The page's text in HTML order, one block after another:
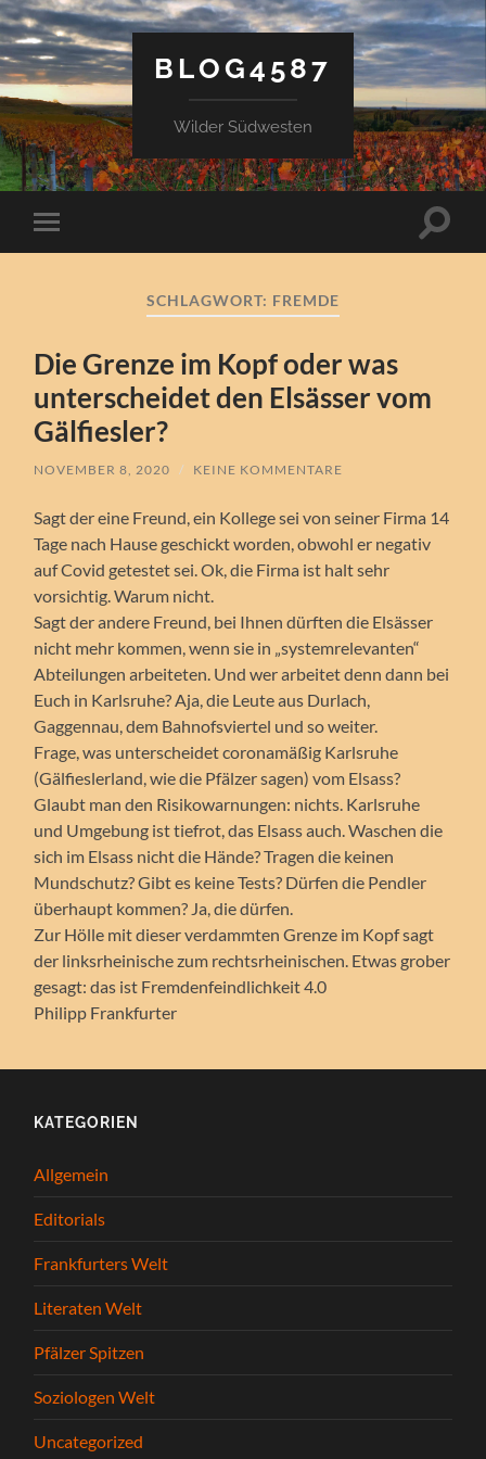
BLOG4587
Wilder Südwesten
Mobile-
Menü
SCHLAGWORT: FREMDE
Die Grenze im Kopf oder was
unterscheidet den Elsässer vom
Gälfiesler?
NOVEMBER 8, 2020 / KEINE KOMMENTARE
Sagt der eine Freund, ein Kollege sei von seiner Firma 14
Tage nach Hause geschickt worden, obwohl er negativ
auf Covid getestet sei. Ok, die Firma ist halt sehr
vorsichtig. Warum nicht.
Sagt der andere Freund, bei Ihnen dürften die Elsässer
nicht mehr kommen, wenn sie in „systemrelevanten“
Abteilungen arbeiteten. Und wer arbeitet denn dann bei
Euch in Karlsruhe? Aja, die Leute aus Durlach,
Gaggennau, dem Bahnofsviertel und so weiter.
Frage, was unterscheidet coronamäßig Karlsruhe
(Gälfieslerland, wie die Pfälzer sagen) vom Elsass?
Glaubt man den Risikowarnungen: nichts. Karlsruhe
und Umgebung ist tiefrot, das Elsass auch. Waschen die
sich im Elsass nicht die Hände? Tragen die keinen
Mundschutz? Gibt es keine Tests? Dürfen die Pendler
überhaupt kommen? Ja, die dürfen.
Zur Hölle mit dieser verdammten Grenze im Kopf sagt
der linksrheinische zum rechtsrheinischen. Etwas grober
gesagt: das ist Fremdenfeindlichkeit 4.0
Philipp Frankfurter
KATEGORIEN
Allgemein
Editorials
Frankfurters Welt
Literaten Welt
Pfälzer Spitzen
Soziologen Welt
Uncategorized